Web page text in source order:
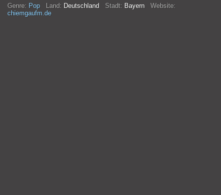
Genre: Pop Land: Deutschland Stadt: Bayern Website:
chiemgaufm.de